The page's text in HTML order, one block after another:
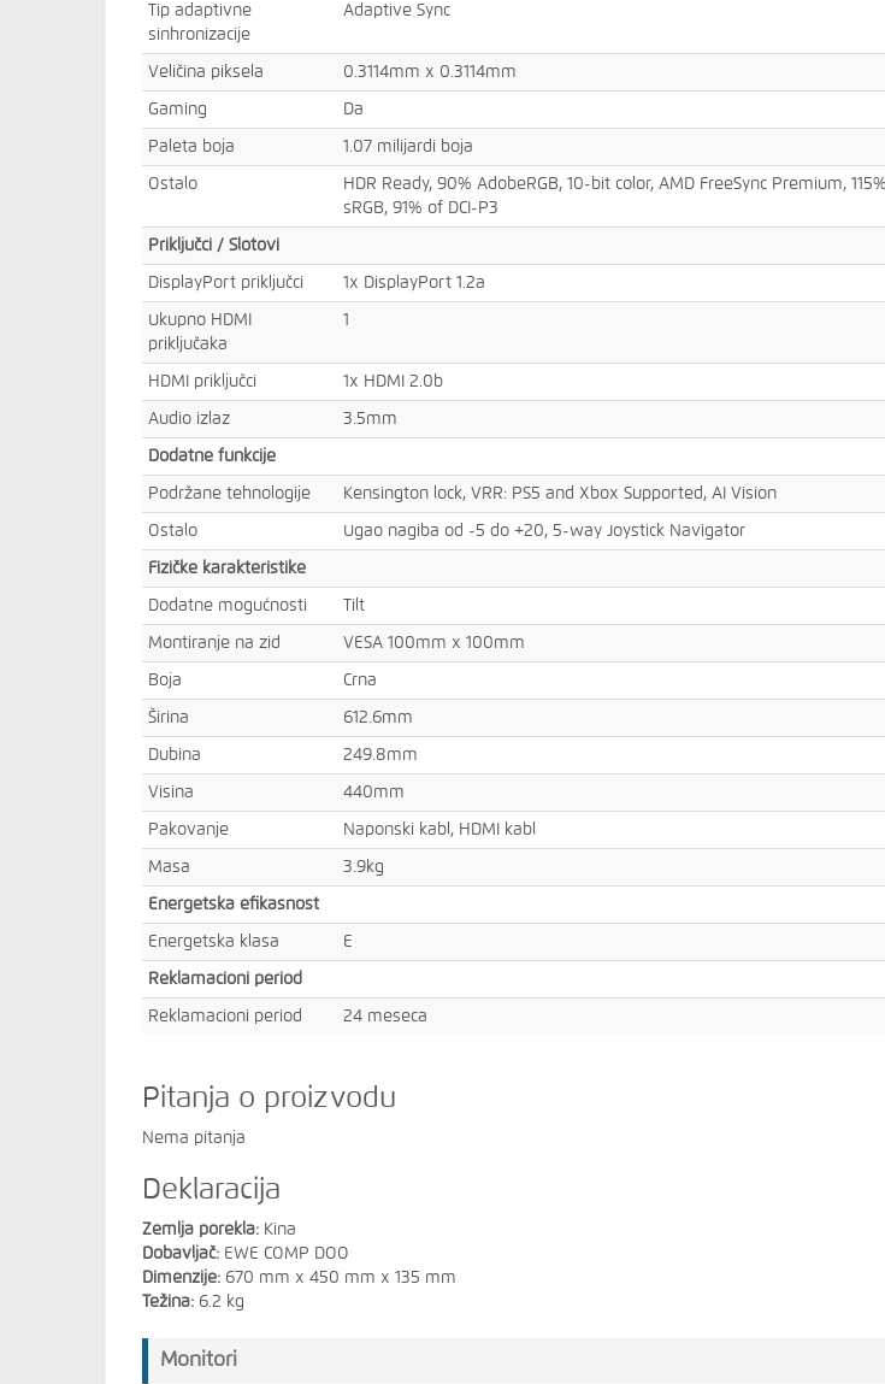
Tip adaptivne
sinhronizacije
Adaptive Sync
Veličina piksela 0.3114mm x 0.3114mm
Gaming Da
Paleta boja 1.07 milijardi boja
Ostalo
HDR Ready, 90% AdobeRGB, 10-bit color, AMD FreeSync Premium, 115%
sRGB, 91% of DCI-P3
Priključci / Slotovi
DisplayPort priključci 1x DisplayPort 1.2a
Ukupno HDMI
priključaka
1
HDMI priključci 1x HDMI 2.0b
Audio izlaz 3.5mm
Dodatne funkcije
Podržane tehnologije Kensington lock, VRR: PS5 and Xbox Supported, AI Vision
Ostalo Ugao nagiba od -5 do +20, 5-way Joystick Navigator
Fizičke karakteristike
Dodatne mogućnosti Tilt
Montiranje na zid VESA 100mm x 100mm
Boja Crna
Širina 612.6mm
Dubina 249.8mm
Visina 440mm
Pakovanje Naponski kabl, HDMI kabl
Masa 3.9kg
Energetska efikasnost
Energetska klasa E
Reklamacioni period
Reklamacioni period 24 meseca
Pitanja o proizvodu
Nema pitanja
Deklaracija
Zemlja porekla: Kina
Dobavljač: EWE COMP DOO
Dimenzije: 670 mm x 450 mm x 135 mm
Težina: 6.2 kg
Monitori